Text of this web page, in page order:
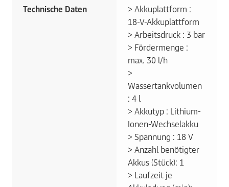
Technische Daten
> Akkuplattform :
18-V-Akkuplattform
> Arbeitsdruck : 3 bar
> Fördermenge :
max. 30 l/h
>
Wassertankvolumen
: 4 l
> Akkutyp : Lithium-
Ionen-Wechselakku
> Spannung : 18 V
> Anzahl benötigter
Akkus (Stück): 1
> Laufzeit je